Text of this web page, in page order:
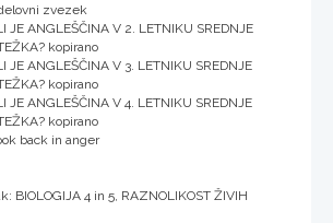
zvezek
JE ANGLEŠČINA V 2. LETNIKU SREDNJE
kopirano
JE ANGLEŠČINA V 3. LETNIKU SREDNJE
kopirano
JE ANGLEŠČINA V 4. LETNIKU SREDNJE
kopirano
back in anger
BIOLOGIJA 4 in 5, RAZNOLIKOST ŽIVIH